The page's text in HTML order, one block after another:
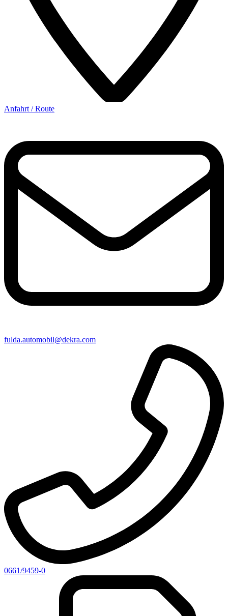
Anfahrt / Route
fulda​.automobil@​dekra.com
0661/9459-0